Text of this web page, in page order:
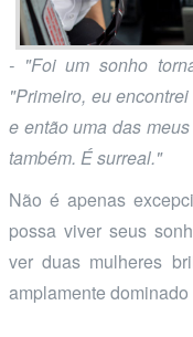
- "Foi um sonho
"Primeiro, eu
e então uma das
também. É surreal."
Não é apenas
possa viver seus
ver duas mulheres
amplamente